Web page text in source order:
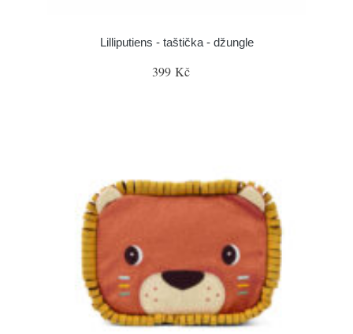
Lilliputiens - taštička - džungle
399 Kč